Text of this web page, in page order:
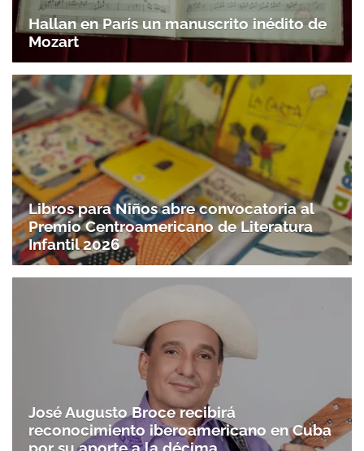
Hallan en París un manuscrito inédito de
Mozart
Libros para Niños abre convocatoria al
Premio Centroamericano de Literatura
Infantil 2026
José Augusto Broce recibirá
reconocimiento iberoamericano en Cuba